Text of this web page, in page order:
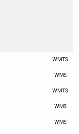
WMTS
WMS
WMTS
WMS
WMS